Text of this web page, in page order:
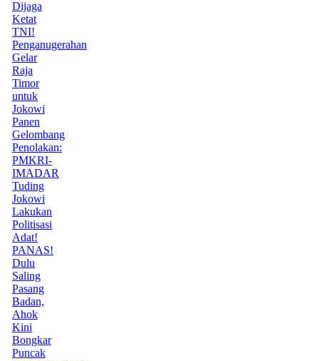
Dijaga
Ketat
TNI!
Penganugerahan
Gelar
Raja
Timor
untuk
Jokowi
Panen
Gelombang
Penolakan:
PMKRI-
IMADAR
Tuding
Jokowi
Lakukan
Politisasi
Adat!
PANAS!
Dulu
Saling
Pasang
Badan,
Ahok
Kini
Bongkar
Puncak